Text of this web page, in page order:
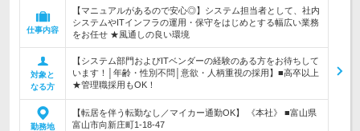
仕事内容
【マニュアルがあるので安心◎】システム担当者として、社内
システムやITインフラの運用・保守をはじめとする幅広い業務
をお任せ ★風通しの良い環境
対象と
なる方
【システム部門およびITベンダーの経験のある方をお待ちして
います！│年齢・性別不問│意欲・人柄重視の採用】■高卒以上
★管理職採用もOK！
勤務地
【転居を伴う転勤なし／マイカー通勤OK】 《本社》 ■富山県
富山市向新庄町1-18-47